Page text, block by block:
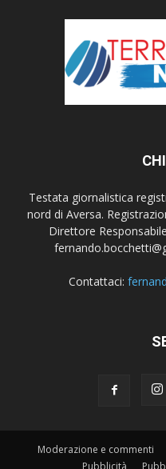
Testata giornalistica
nord di Aversa.
Direttore
Contattaci:
Moderazione e commenti
Pubblicità